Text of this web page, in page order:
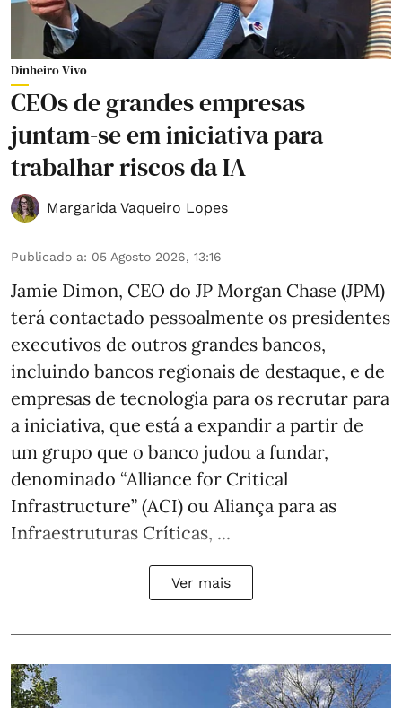
Dinheiro Vivo
CEOs de grandes empresas
juntam-se em iniciativa para
trabalhar riscos da IA
Margarida Vaqueiro Lopes
Publicado a: 05 Agosto 2026, 13:16
Jamie Dimon, CEO do JP Morgan Chase (JPM)
terá contactado pessoalmente os presidentes
executivos de outros grandes bancos,
incluindo bancos regionais de destaque, e de
empresas de tecnologia para os recrutar para
a iniciativa, que está a expandir a partir de
um grupo que o banco judou a fundar,
denominado “Alliance for Critical
Infrastructure” (ACI) ou Aliança para as
Infraestruturas Críticas, ...
Ver mais